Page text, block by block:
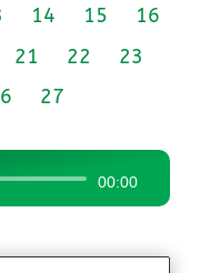
14 15 16
21 22
23
27
00:00